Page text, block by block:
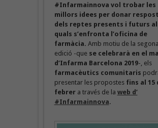
#Infarmainnova vol trobar les
millors idees per donar
dels reptes presents i futurs
quals s’enfronta l’oficina de
farmàcia. Amb motiu de la segona
edició -que se celebrarà en el
d’Infarma Barcelona 2019-, els
farmacèutics comunitaris
presentar les propostes fins al 15
febrera través de la web d’
#Infarmainnova.